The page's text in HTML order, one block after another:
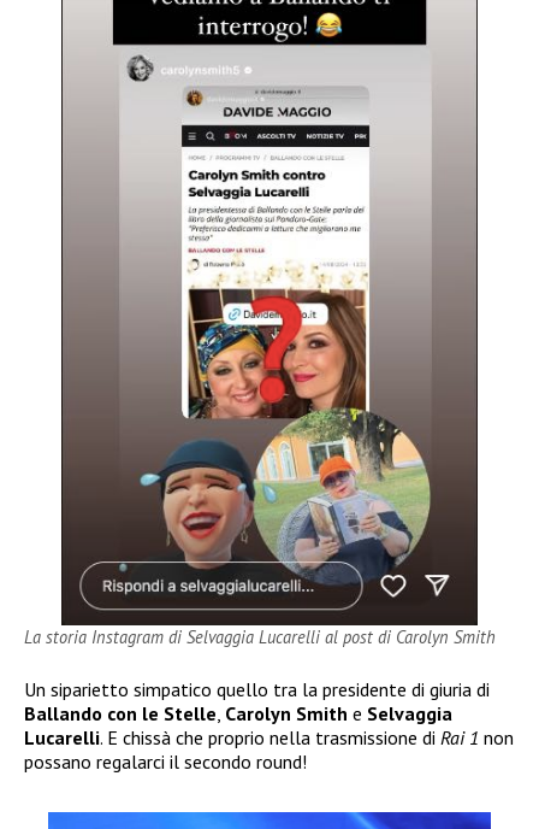
La storia Instagram di Selvaggia Lucarelli al post di Carolyn Smith
Un siparietto simpatico quello tra la presidente di giuria di
Ballando con le Stelle Carolyn Smith e Selvaggia
Lucarelli. E chissà che proprio nella trasmissione di Rai 1 non
possano regalarci il secondo round!